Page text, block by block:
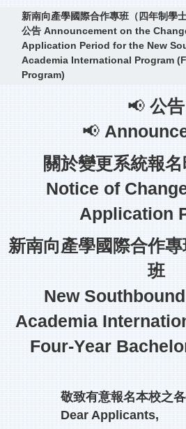
新南向產學國際合作專班（四年制學
公告 Announcement on the
Application Period for the New
Academia International Program
Program)
📢 公告
📢
關於變更系統報
Notice of
Application
新南向產學國際合作
班
New
Academia
Four-Year
敬致有意報名本校之各
Dear Applicants,